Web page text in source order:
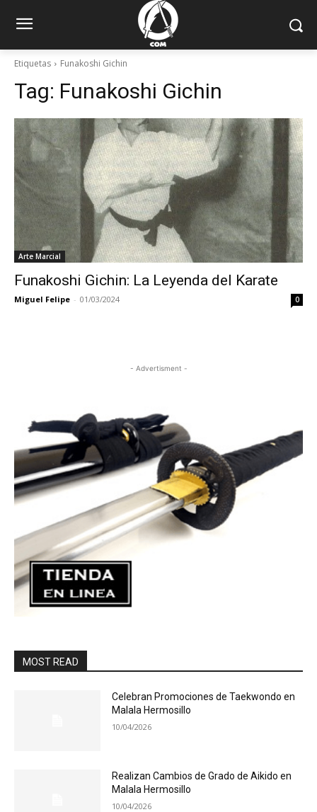
Etiquetas Funakoshi Gichin
Tag: Funakoshi Gichin
Arte Marcial
Funakoshi Gichin: La Leyenda del Karate
Miguel Felipe - 01/03/2024 0
- Advertisment -
MOST READ
Celebran Promociones de Taekwondo en
Malala Hermosillo
10/04/2026
Realizan Cambios de Grado de Aikido en
Malala Hermosillo
10/04/2026